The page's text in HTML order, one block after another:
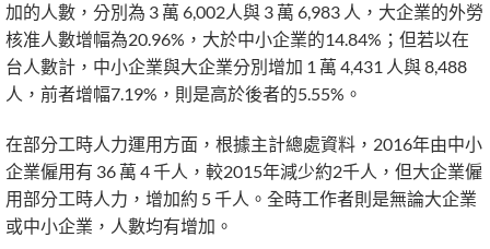
加的人數，分別為 3 萬 6,002人與 3 萬 6,983 人，大企業的外勞
核准人數增幅為20.96%，大於中小企業的14.84%；但若以在
台人數計，中小企業與大企業分別增加 1 萬 4,431 人與 8,488
人，前者增幅7.19%，則是高於後者的5.55%。
在部分工時人力運用方面，根據主計總處資料，2016年由中小
企業僱用有 36 萬 4 千人，較2015年減少約2千人，但大企業僱
用部分工時人力，增加約 5 千人。全時工作者則是無論大企業
或中小企業，人數均有增加。